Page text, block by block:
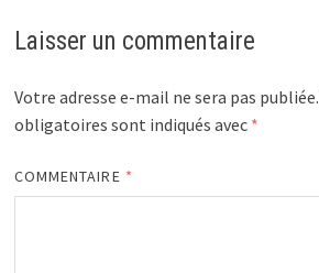
Laisser un commentaire
Votre adresse e-mail ne sera pas publiée.
obligatoires sont indiqués avec *
COMMENTAIRE *